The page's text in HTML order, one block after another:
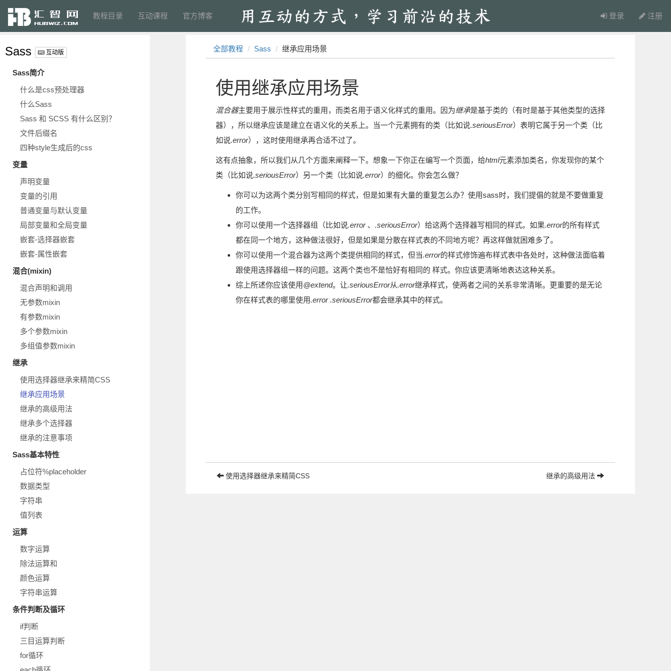
教程目录 互动课程 官方博客 登录 注册
Sass 互动版
Sass简介
什么是css预处理器
什么Sass
Sass 和 SCSS 有什么区别？
文件后缀名
四种style生成后的css
变量
声明变量
变量的引用
普通变量与默认变量
局部变量和全局变量
嵌套-选择器嵌套
嵌套-属性嵌套
混合(mixin)
混合声明和调用
无参数mixin
有参数mixin
多个参数mixin
多组值参数mixin
继承
使用选择器继承来精简CSS
继承应用场景
继承的高级用法
继承多个选择器
继承的注意事项
Sass基本特性
占位符%placeholder
数据类型
字符串
值列表
运算
数字运算
除法运算和
颜色运算
字符串运算
条件判断及循环
if判断
三目运算判断
for循环
全部教程 Sass 继承应用场景
使用继承应用场景
混合器主要用于展示性样式的重用，而类名用于语义化样式的重用。因为继承是基于类的（有时是基于其他类型的选择
器），所以继承应该是建立在语义化的关系上。当一个元素拥有的类（比如说.seriousError）表明它属于另一个类（比
如说.error），这时使用继承再合适不过了。
这有点抽象，所以我们从几个方面来阐释一下。想象一下你正在编写一个页面，给html元素添加类名，你发现你的某个
类（比如说.seriousError）另一个类（比如说.error）的细化。你会怎么做？
你可以为这两个类分别写相同的样式，但是如果有大量的重复怎么办？使用sass时，我们提倡的就是不要做重复
的工作。
你可以使用一个选择器组（比如说.error、 .seriousError）给这两个选择器写相同的样式。如果.error的所有样式
都在同一个地方，这种做法很好，但是如果是分散在样式表的不同地方呢？再这样做就困难多了。
你可以使用一个混合器为这两个类提供相同的样式，但当.error的样式修饰遍布样式表中各处时，这种做法面临着
跟使用选择器组一样的问题。这两个类也不是恰好有相同的 样式。你应该更清晰地表达这种关系。
综上所述你应该使用@extend。让.seriousError从.error继承样式，使两者之间的关系非常清晰。更重要的是无论
你在样式表的哪里使用.error .seriousError都会继承其中的样式。
使用选择器继承来精简CSS 继承的高级用法